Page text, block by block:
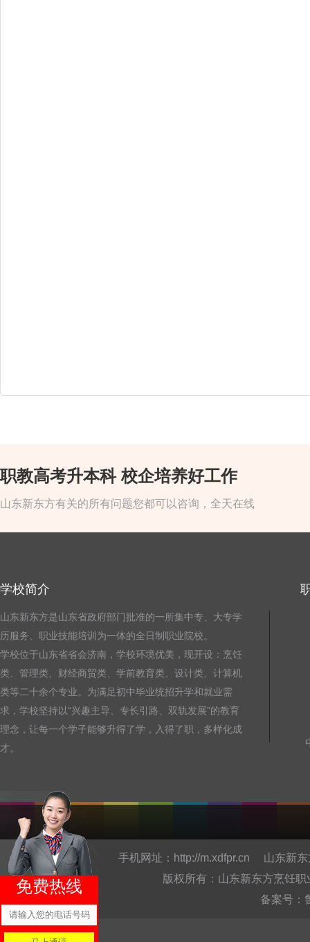
职教高考升本科 校企培养好工作
山东新东方有关的所有问题您都可以咨询，全天在线
学校简介
山东新东方是山东省政府部门批准的一所集中专、大专学
历服务、职业技能培训为一体的全日制职业院校。
学校位于山东省省会济南，学校环境优美，现开设：烹饪
类、管理类、财经商贸类、学前教育类、设计类、计算机
类等二十余个专业。为满足初中毕业统招升学和就业需
求，学校坚持以“兴趣主导、专长引路、双轨发展”的教育
理念，让每一个学子能够升得了学，入得了职，多样化成
才。
手机网址： http://m.xdfpr.cn 山东新东
版权所有：山东新东方烹饪
备案号：
免费热线